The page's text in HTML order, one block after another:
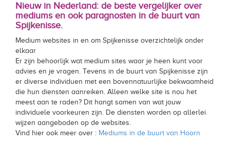
Nieuw in Nederland: de beste vergelijker over
mediums en ook paragnosten in de buurt van
Spijkenisse.
Medium websites in en om Spijkenisse overzichtelijk onder
elkaar
Er zijn behoorlijk wat medium sites waar je heen kunt voor
advies en je vragen. Tevens in de buurt van Spijkenisse zijn
er diverse individuen met een bovennatuurlijke bekwaamheid
die hun diensten aanreiken. Alleen welke site is nou het
meest aan te raden? Dit hangt samen van wat jouw
individuele voorkeuren zijn. De diensten worden op allerlei
wijzen aangeboden op de websites.
Vind hier ook meer over : Mediums in de buurt van Hoorn